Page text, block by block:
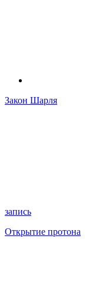
Закон Шарля
запись
Открытие протона